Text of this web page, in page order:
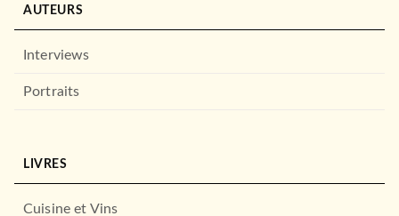
AUTEURS
Interviews
Portraits
LIVRES
Cuisine et Vins